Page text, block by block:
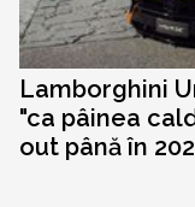
Lamborghini
"ca pâinea
out până în